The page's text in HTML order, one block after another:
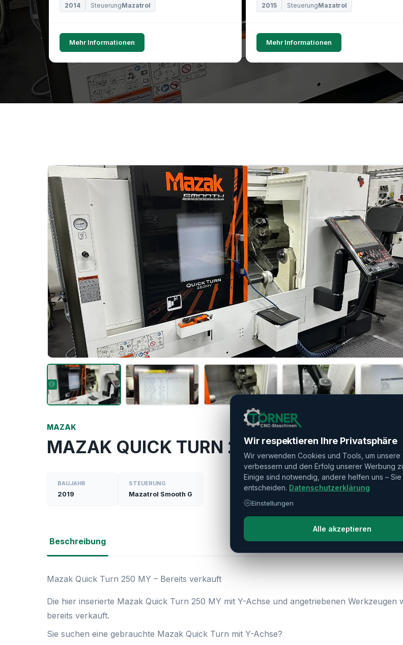
2014 SteuerungMazatrol
Mehr Informationen
2015 SteuerungMazatrol
Mehr Informationen
MAZAK
MAZAK QUICK TURN 250 MY
BAUJAHR
2019
STEUERUNG
Mazatrol Smooth G
Beschreibung
Mazak Quick Turn 250 MY – Bereits verkauft
Die hier inserierte Mazak Quick Turn 250 MY mit Y-Achse und angetriebenen Werkzeugen
bereits verkauft.
Sie suchen eine gebrauchte Mazak Quick Turn mit Y-Achse?
Wir respektieren Ihre Privatsphäre
Wir verwenden Cookies und Tools, um unsere
verbessern und den Erfolg unserer Werbung
Einige sind notwendig, andere helfen uns – Sie
entscheiden. Datenschutzerklärung
Einstellungen
Alle akzeptieren